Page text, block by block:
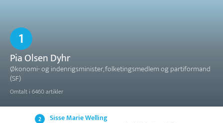
1
Pia Olsen Dyhr
Økonomi- og indenrigsminister, folketingsmedlem og partiformand
(SF)
Omtalt i 6460 artikler
2 Sisse Marie Welling